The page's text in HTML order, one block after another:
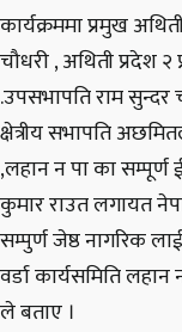
कार्यक्रममा प्रमुख
चौधरी , अथिती प्रदेश
.उपसभापति राम सुन्दर
क्षेत्रीय सभापति
,लहान न पा का सम्पूर्ण
कुमार राउत लगायत
सम्पुर्ण जेष्ठ नागरिक
वर्डा कार्यसमिति
ले बताए ।